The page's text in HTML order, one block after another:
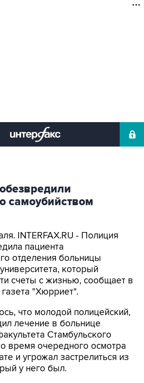
самоубийством
INTERFAX.RU - Полиция
пациента
отделения больницы
который
счеты с жизнью, сообщает в
"Хюрриет".
что молодой полицейский,
лечение в больнице
Стамбульского
время очередного осмотра
и угрожал застрелиться из
у него был.